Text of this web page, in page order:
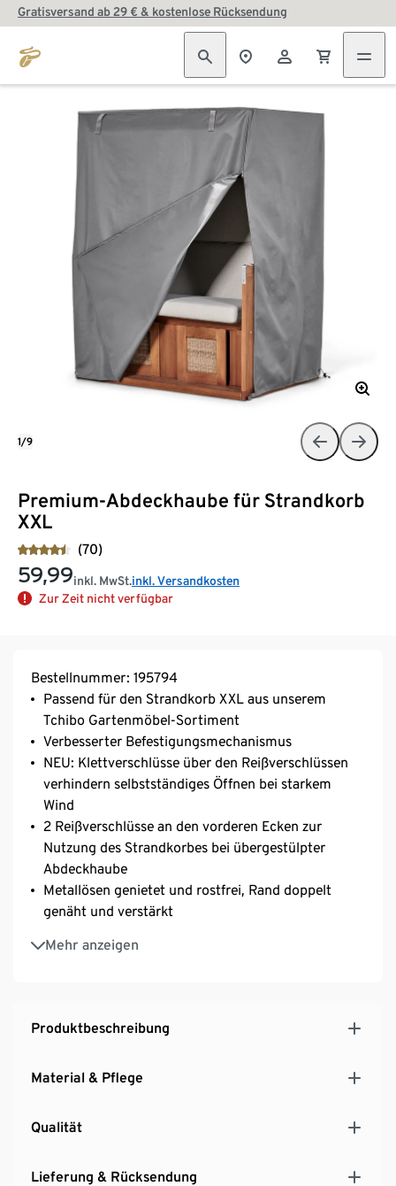
Gratisversand ab 29 € & kostenlose Rücksendung
Premium-Abdeckhaube für Strandkorb
XXL
(70)
59,99inkl. MwSt.inkl. Versandkosten
Zur Zeit nicht verfügbar
1/9
Bestellnummer: 195794
Passend für den Strandkorb XXL aus unserem
Tchibo Gartenmöbel-Sortiment
Verbesserter Befestigungsmechanismus
NEU: Klettverschlüsse über den Reißverschlüssen
verhindern selbstständiges Öffnen bei starkem
Wind
2 Reißverschlüsse an den vorderen Ecken zur
Nutzung des Strandkorbes bei übergestülpter
Abdeckhaube
Metallösen genietet und rostfrei, Rand doppelt
genäht und verstärkt
Mehr anzeigen
Besonders strapazierfähig durch stabiles 600D-
Polyestergewebe
Produktbeschreibung
Material & Pflege
Qualität
Lieferung & Rücksendung